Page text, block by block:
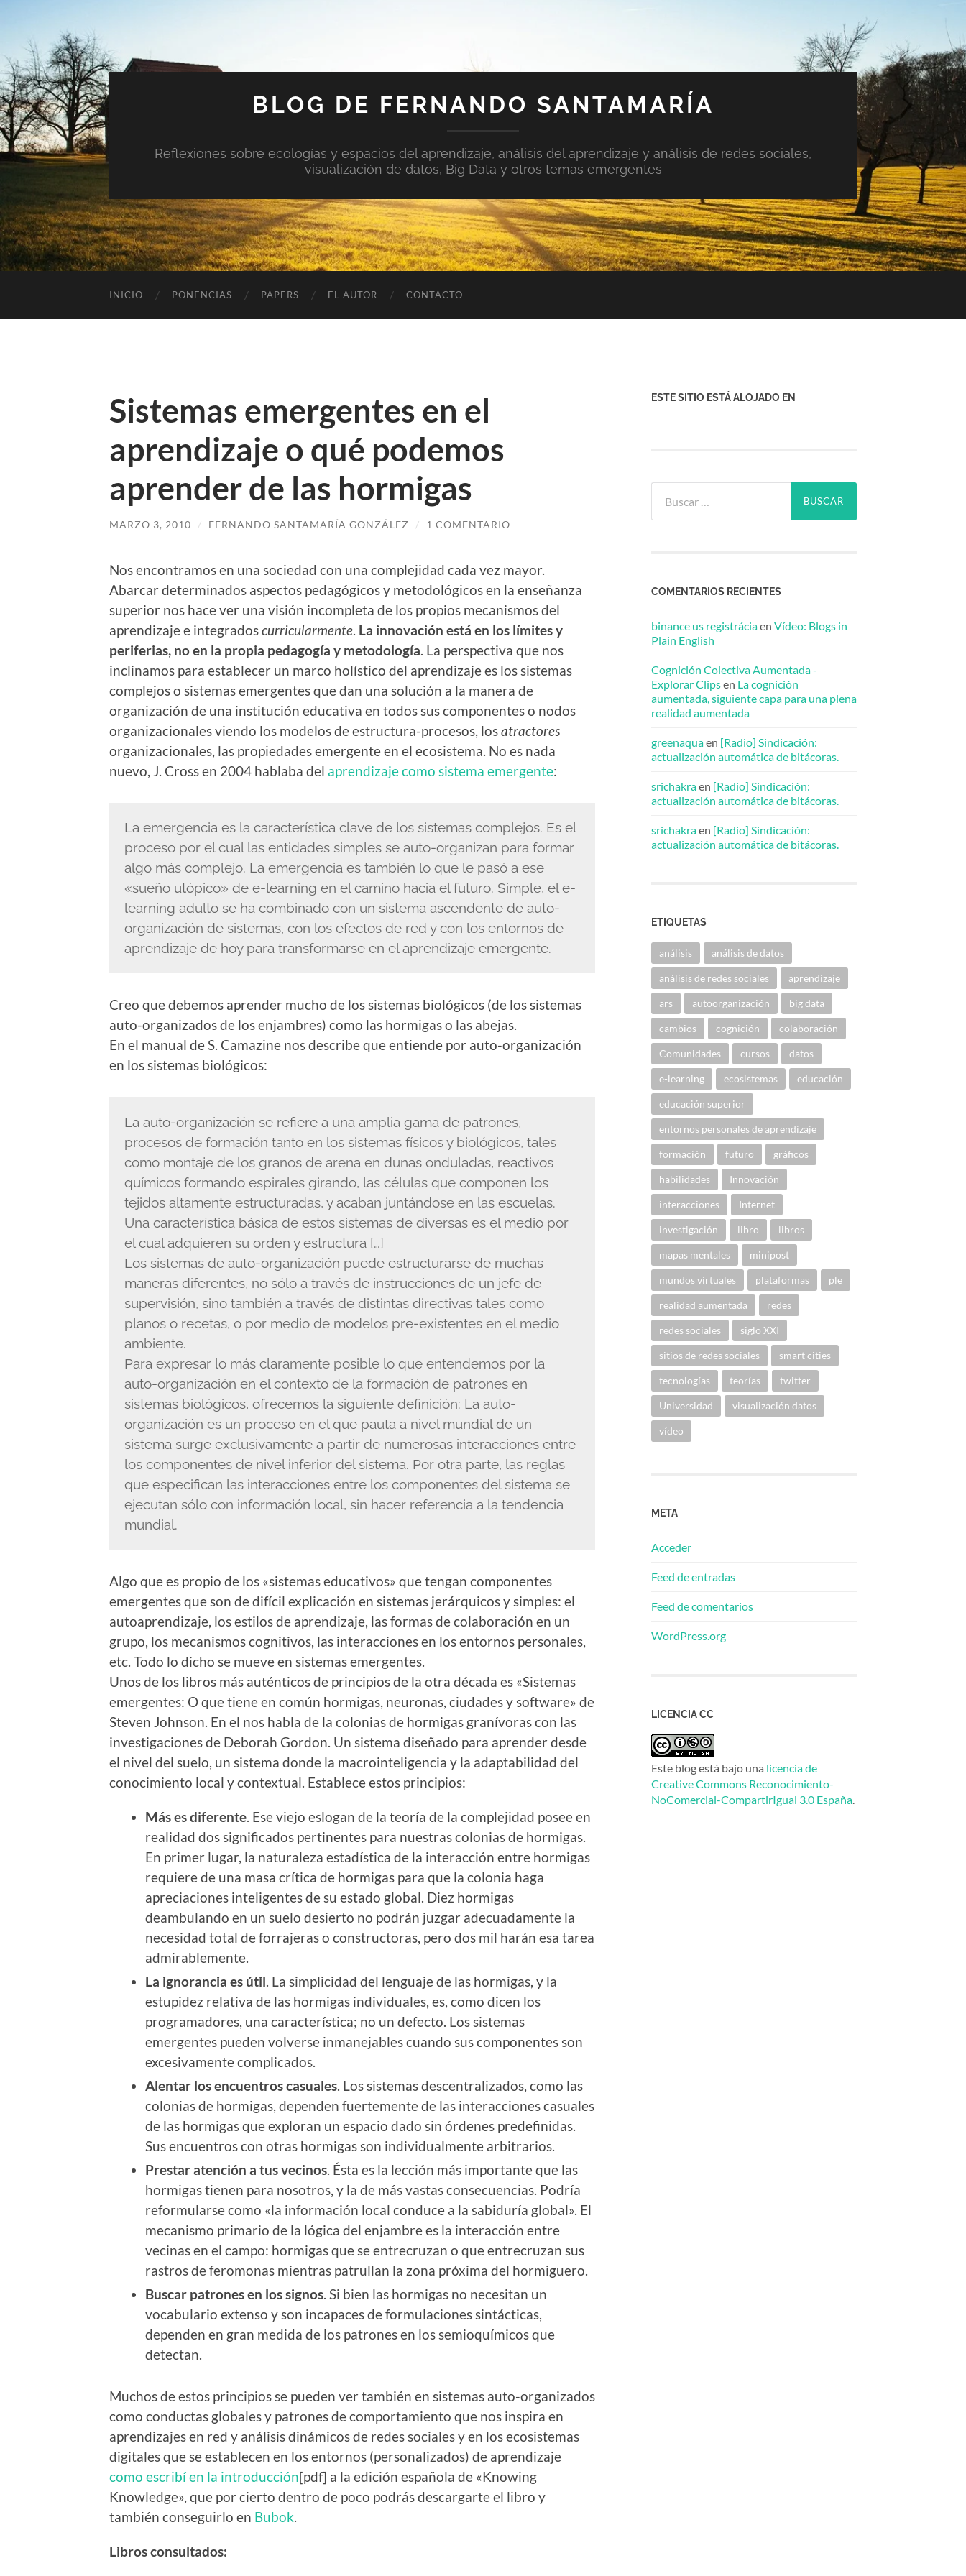
BLOG DE FERNANDO SANTAMARÍA
Reflexiones sobre ecologías y espacios del aprendizaje, análisis del aprendizaje y análisis de redes sociales,
visualización de datos, Big Data y otros temas emergentes
INICIO PONENCIAS PAPERS EL AUTOR CONTACTO
Sistemas emergentes en el
aprendizaje o qué podemos
aprender de las hormigas
MARZO 3, 2010 / FERNANDO SANTAMARÍA GONZÁLEZ / 1 COMENTARIO
Nos encontramos en una sociedad con una complejidad cada vez mayor.
Abarcar determinados aspectos pedagógicos y metodológicos en la enseñanza
superior nos hace ver una visión incompleta de los propios mecanismos del
aprendizaje e integradoscurricularmente La innovación está en los límites y
periferias, no en la propia pedagogía y metodología . La perspectiva que nos
inclinamos para establecer un marco holístico del aprendizaje es los sistemas
complejos o sistemas emergentes que dan una solución a la manera de
organización de una institución educativa en todos sus componentes o nodos
organizacionales viendo los modelos de estructura-procesos, losatractores
organizacionales, las propiedades emergente en el ecosistema. No es nada
nuevo, J. Cross en 2004 hablaba del aprendizaje como sistema emergente:
La emergencia es la característica clave de los sistemas complejos. Es el
proceso por el cual las entidades simples se auto-organizan para formar
algo más complejo. La emergencia es también lo que le pasó a ese
«sueño utópico» de e-learning en el camino hacia el futuro. Simple, el e-
learning adulto se ha combinado con un sistema ascendente de auto-
organización de sistemas, con los efectos de red y con los entornos de
aprendizaje de hoy para transformarse en el aprendizaje emergente.
Creo que debemos aprender mucho de los sistemas biológicos (de los sistemas
auto-organizados de los enjambres) como las hormigas o las abejas.
En el manual de S. Camazine nos describe que entiende por auto-organización
en los sistemas biológicos:
La auto-organización se refiere a una amplia gama de patrones,
procesos de formación tanto en los sistemas físicos y biológicos, tales
como montaje de los granos de arena en dunas onduladas, reactivos
químicos formando espirales girando, las células que componen los
tejidos altamente estructuradas, y acaban juntándose en las escuelas.
Una característica básica de estos sistemas de diversas es el medio por
el cual adquieren su orden y estructura […]
Los sistemas de auto-organización puede estructurarse de muchas
maneras diferentes, no sólo a través de instrucciones de un jefe de
supervisión, sino también a través de distintas directivas tales como
planos o recetas, o por medio de modelos pre-existentes en el medio
ambiente.
Para expresar lo más claramente posible lo que entendemos por la
auto-organización en el contexto de la formación de patrones en
sistemas biológicos, ofrecemos la siguiente definición: La auto-
organización es un proceso en el que pauta a nivel mundial de un
sistema surge exclusivamente a partir de numerosas interacciones entre
los componentes de nivel inferior del sistema. Por otra parte, las reglas
que especifican las interacciones entre los componentes del sistema se
ejecutan sólo con información local, sin hacer referencia a la tendencia
mundial.
Algo que es propio de los «sistemas educativos» que tengan componentes
emergentes que son de difícil explicación en sistemas jerárquicos y simples: el
autoaprendizaje, los estilos de aprendizaje, las formas de colaboración en un
grupo, los mecanismos cognitivos, las interacciones en los entornos personales,
etc. Todo lo dicho se mueve en sistemas emergentes.
Unos de los libros más auténticos de principios de la otra década es «Sistemas
emergentes: O que tiene en común hormigas, neuronas, ciudades y software» de
Steven Johnson. En el nos habla de la colonias de hormigas granívoras con las
investigaciones de Deborah Gordon. Un sistema diseñado para aprender desde
el nivel del suelo, un sistema donde la macrointeligencia y la adaptabilidad del
conocimiento local y contextual. Establece estos principios:
Más es diferente. Ese viejo eslogan de la teoría de la complejidad posee en
realidad dos significados pertinentes para nuestras colonias de hormigas.
En primer lugar, la naturaleza estadística de la interacción entre hormigas
requiere de una masa crítica de hormigas para que la colonia haga
apreciaciones inteligentes de su estado global. Diez hormigas
deambulando en un suelo desierto no podrán juzgar adecuadamente la
necesidad total de forrajeras o constructoras, pero dos mil harán esa tarea
admirablemente.
La ignorancia es útil. La simplicidad del lenguaje de las hormigas, y la
estupidez relativa de las hormigas individuales, es, como dicen los
programadores, una característica; no un defecto. Los sistemas
emergentes pueden volverse inmanejables cuando sus componentes son
excesivamente complicados.
Alentar los encuentros casuales. Los sistemas descentralizados, como las
colonias de hormigas, dependen fuertemente de las interacciones casuales
de las hormigas que exploran un espacio dado sin órdenes predefinidas.
Sus encuentros con otras hormigas son individualmente arbitrarios.
Prestar atención a tus vecinos. Ésta es la lección más importante que las
hormigas tienen para nosotros, y la de más vastas consecuencias. Podría
reformularse como «la información local conduce a la sabiduría global». El
mecanismo primario de la lógica del enjambre es la interacción entre
vecinas en el campo: hormigas que se entrecruzan o que entrecruzan sus
rastros de feromonas mientras patrullan la zona próxima del hormiguero.
Buscar patrones en los signos. Si bien las hormigas no necesitan un
vocabulario extenso y son incapaces de formulaciones sintácticas,
dependen en gran medida de los patrones en los semioquímicos que
detectan.
Muchos de estos principios se pueden ver también en sistemas auto-organizados
como conductas globales y patrones de comportamiento que nos inspira en
aprendizajes en red y análisis dinámicos de redes sociales y en los ecosistemas
digitales que se establecen en los entornos (personalizados) de aprendizaje
como escribí en la introducción[pdf] a la edición española de «Knowing
Knowledge», que por cierto dentro de poco podrás descargarte el libro y
también conseguirlo en Bubok.
Libros consultados:
ESTE SITIO ESTÁ ALOJADO EN
COMENTARIOS RECIENTES
binance us registráciaen Vídeo: Blogs in
Plain English
Cognición Colectiva Aumentada -
Explorar Clipsen La cognición
aumentada, siguiente capa para una plena
realidad aumentada
greenaquaen [Radio] Sindicación:
actualización automática de bitácoras.
srichakraen [Radio] Sindicación:
actualización automática de bitácoras.
srichakraen [Radio] Sindicación:
actualización automática de bitácoras.
ETIQUETAS
análisis análisis de datos
análisis de redes sociales aprendizaje
ars autoorganización big data
cambios cognición colaboración
Comunidades cursos datos
e-learning ecosistemas educación
educación superior
entornos personales de aprendizaje
formación futuro gráficos
habilidades Innovación
interacciones Internet
investigación libro libros
mapas mentales minipost
mundos virtuales plataformas ple
realidad aumentada redes
redes sociales siglo XXI
sitios de redes sociales smart cities
tecnologías teorías twitter
Universidad visualización datos
vídeo
META
Acceder
Feed de entradas
Feed de comentarios
WordPress.org
LICENCIA CC
Este blog está bajo una licencia de
Creative Commons Reconocimiento-
NoComercial-CompartirIgual 3.0 España.